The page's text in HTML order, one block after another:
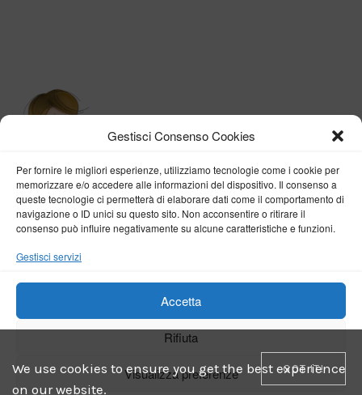
Gestisci Consenso Cookies
Per fornire le migliori esperienze, utilizziamo tecnologie come i cookie per
memorizzare e/o accedere alle informazioni del dispositivo. Il consenso a
queste tecnologie ci permetterà di elaborare dati come il comportamento di
navigazione o ID unici su questo sito. Non acconsentire o ritirare il
consenso può influire negativamente su alcune caratteristiche e funzioni.
Gestisci servizi
Accetta
Rifiuta
Visualizza preferenze
BY VERONICA D'ONOFRIO
Veronica D'Onofrio
GOT IT!
We use cookies to ensure you get the best experience
on our website.